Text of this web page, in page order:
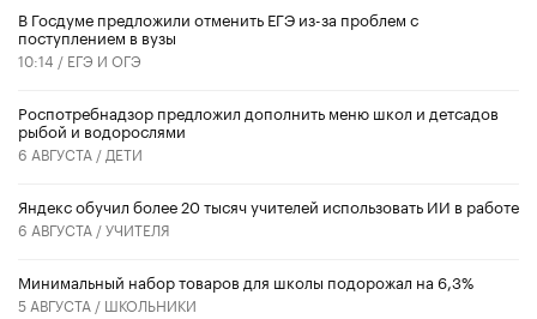
В Госдуме предложили отменить ЕГЭ из-за проблем с
поступлением в вузы
10:14 / ЕГЭ И ОГЭ
Роспотребнадзор предложил дополнить меню школ и детсадов
рыбой и водорослями
6 АВГУСТА / ДЕТИ
​Яндекс обучил более 20 тысяч учителей использовать ИИ в работе
6 АВГУСТА /УЧИТЕЛЯ
Минимальный набор товаров для школы подорожал на 6,3%
5 АВГУСТА / ШКОЛЬНИКИ